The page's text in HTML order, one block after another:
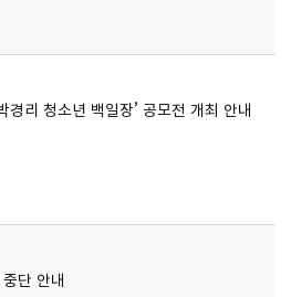
경리 청소년 백일장’ 공모전 개최 안내
단 안내